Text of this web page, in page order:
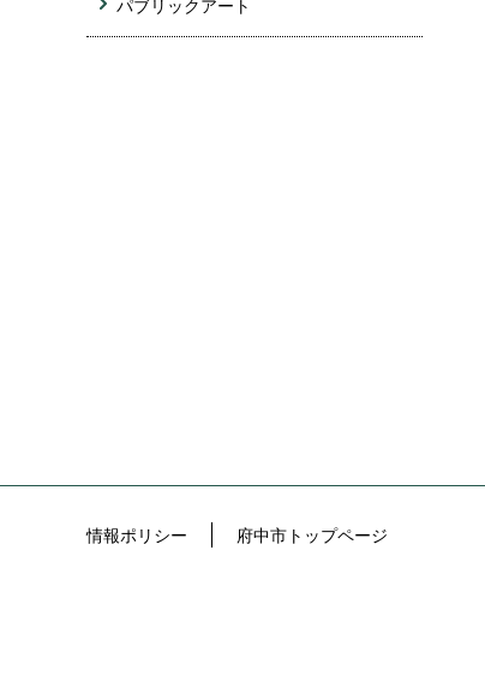
パブリックアート
情報ポリシー 府中市トップページ